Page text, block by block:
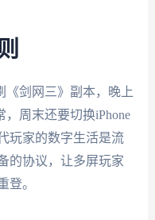
《剑网三》副本，晚上
周末还要切换iPhone
家的数字生活是流
的协议，让多屏玩家
登。